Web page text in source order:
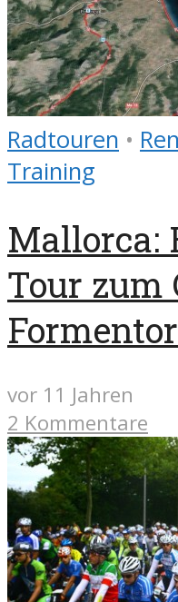
Radtouren •
Training
Mallorca:
Tour zum
Formentor
vor 11 Jahren
2 Kommentare